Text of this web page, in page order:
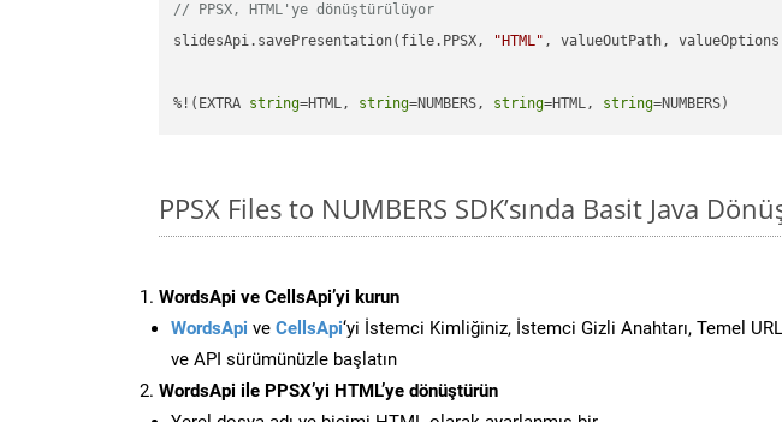
// PPSX, HTML'ye dönüştürülüyor
slidesApi.savePresentation(file.PPSX,
"HTML" , valueOutPath,
%!(EXTRA string=HTML, string=NUMBERS, string=HTML, string=NUMBERS)
PPSX Files to NUMBERS SDK’sında Basit Java
WordsApi ve CellsApi’yi kurun
WordsApi ve CellsApi‘yi İstemci Kimliğiniz, İstemci Gizli Anahtarı, Temel URL
ve API sürümünüzle başlatın
WordsApi ile PPSX’yi HTML’ye dönüştürün